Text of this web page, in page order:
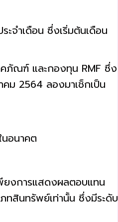
จำเดือน ซึ่งเริ่มต้นเดือน
ภัณฑ์ และกองทุน RMF ซึ่ง
ม 2564 ลองมาเช็กเป็น
อนาคต
ยงการแสดงผลตอบแทน
ทสินทรัพย์เท่านั้น ซึ่งมีระดับ